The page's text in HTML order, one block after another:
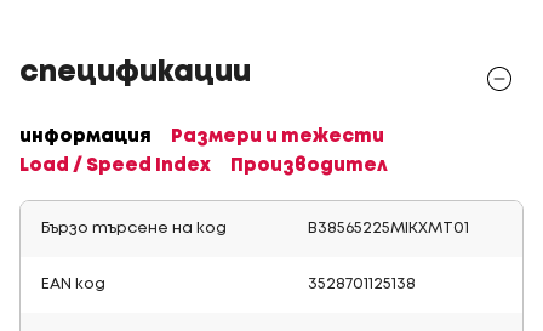
спецификации
информация
Размери и тежести
Load / Speed Index
Производител
Бързо търсене на код B38565225MIKXMT01
EAN код 3528701125138